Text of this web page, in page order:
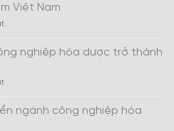
Việt Nam
ở
mỹ
Việt
nghiệp hóa dược trở thành
ở
dựng
ngành
ngành công nghiệp hóa